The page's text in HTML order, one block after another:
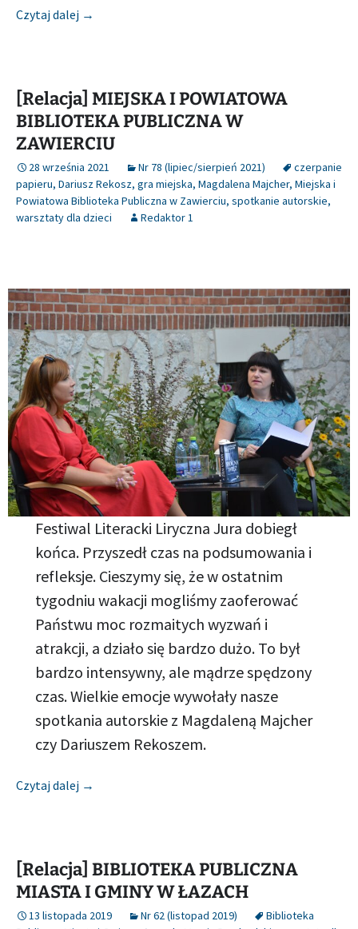
Czytaj dalej [Relacja] MIEJSKA BIBLIOTEKA PUBLICZNA W
→
[Relacja] MIEJSKA I POWIATOWA
BIBLIOTEKA PUBLICZNA W
ZAWIERCIU
28 września 2021 Nr 78 (lipiec/sierpień 2021)
czerpanie
papieru, Dariusz Rekosz, gra miejska, Magdalena Majcher, Miejska i
Powiatowa Biblioteka Publiczna w Zawierciu, spotkanie autorskie,
warsztaty dla dzieci
Redaktor 1
Festiwal Literacki Liryczna Jura dobiegł
końca. Przyszedł czas na podsumowania i
refleksje. Cieszymy się, że w ostatnim
tygodniu wakacji mogliśmy zaoferować
Państwu moc rozmaitych wyzwań i
atrakcji, a działo się bardzo dużo. To był
bardzo intensywny, ale mądrze spędzony
czas. Wielkie emocje wywołały nasze
spotkania autorskie z Magdaleną Majcher
czy Dariuszem Rekoszem.
Czytaj dalej [Relacja] MIEJSKA I POWIATOWA BIBLIOTEKA
→
[Relacja] BIBLIOTEKA PUBLICZNA
MIASTA I GMINY W ŁAZACH
13 listopada 2019 Nr 62 (listopad 2019)
Biblioteka